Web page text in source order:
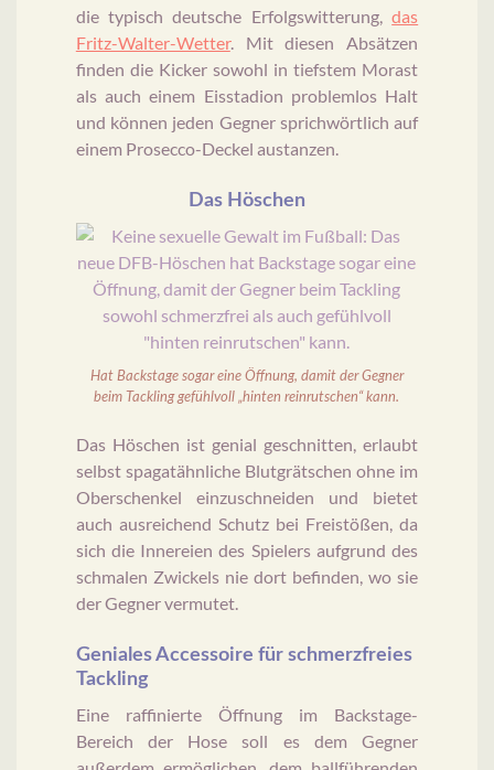
die typisch deutsche Erfolgswitterung,das
Fritz-Walter-Wetter. Mit diesen Absätzen
finden die Kicker sowohl in tiefstem Morast
als auch einem Eisstadion problemlos Halt
und können jeden Gegner sprichwörtlich auf
einem Prosecco-Deckel austanzen.
Das Höschen
Hat Backstage sogar eine Öffnung, damit der Gegner
beim Tackling gefühlvoll „hinten reinrutschen“ kann.
Das Höschen ist genial geschnitten, erlaubt
selbst spagatähnliche Blutgrätschen ohne im
Oberschenkel einzuschneiden und bietet
auch ausreichend Schutz bei Freistößen, da
sich die Innereien des Spielers aufgrund des
schmalen Zwickels nie dort befinden, wo sie
der Gegner vermutet.
Geniales Accessoire für schmerzfreies
Tackling
Eine raffinierte Öffnung im Backstage-
Bereich der Hose soll es dem Gegner